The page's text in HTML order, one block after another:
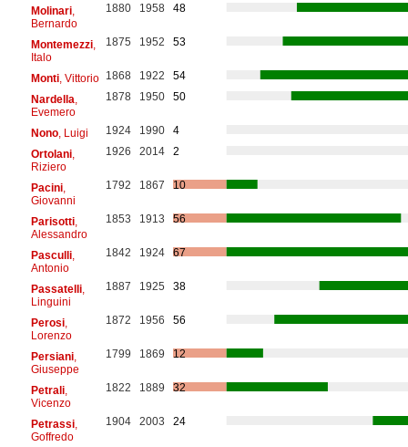
Molinari,
Bernardo
1880 1958 48
Montemezzi,
Italo
1875 1952 53
Monti, Vittorio 1868 1922
54
Nardella
Evemero
1878 1950 50
Nono, Luigi 1924 1990
4
Ortolani,
Riziero
1926 2014 2
Pacini,
Giovanni
1792 1867 10
Parisotti,
Alessandro
1853 1913 56
Pasculli,
Antonio
1842 1924 67
Passatelli,
Linguini
1887 1925 38
Perosi,
Lorenzo
1872 1956 56
Persiani,
Giuseppe
1799 1869 12
Petrali,
Vicenzo
1822 1889 32
Petrassi,
Goffredo
1904 2003 24